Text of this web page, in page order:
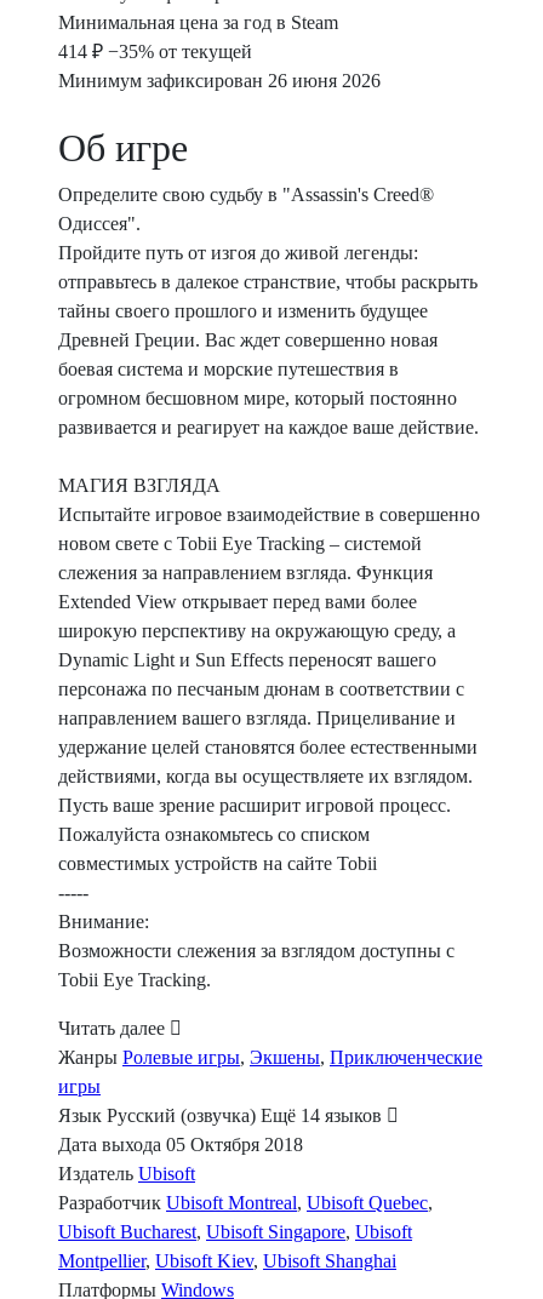
Минимальная цена за год в Steam
414 ₽ −35% от текущей
Минимум зафиксирован 26 июня 2026
Об игре
Определите свою судьбу в "Assassin's Creed®
Одиссея".
Пройдите путь от изгоя до живой легенды:
отправьтесь в далекое странствие, чтобы раскрыть
тайны своего прошлого и изменить будущее
Древней Греции. Вас ждет совершенно новая
боевая система и морские путешествия в
огромном бесшовном мире, который постоянно
развивается и реагирует на каждое ваше действие.
МАГИЯ ВЗГЛЯДА
Испытайте игровое взаимодействие в совершенно
новом свете с Tobii Eye Tracking – системой
слежения за направлением взгляда. Функция
Extended View открывает перед вами более
широкую перспективу на окружающую среду, а
Dynamic Light и Sun Effects переносят вашего
персонажа по песчаным дюнам в соответствии с
направлением вашего взгляда. Прицеливание и
удержание целей становятся более естественными
действиями, когда вы осуществляете их взглядом.
Пусть ваше зрение расширит игровой процесс.
Пожалуйста ознакомьтесь со списком
совместимых устройств на сайте Tobii
-----
Внимание:
Возможности слежения за взглядом доступны с
Tobii Eye Tracking.
Читать далее
Жанры Ролевые игры, Экшены, Приключенческие
игры
Язык Русский (озвучка) Ещё 14 языков
Дата выхода 05 Октября 2018
Издатель Ubisoft
Разработчик Ubisoft Montreal, Ubisoft Quebec,
Ubisoft Bucharest, Ubisoft Singapore, Ubisoft
Montpellier, Ubisoft Kiev, Ubisoft Shanghai
Платформы Windows